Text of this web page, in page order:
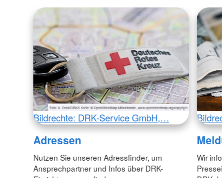
Bildrechte: DRK-Service GmbH,…
Adressen
Nutzen Sie unseren Adressfinder, um
Ansprechpartner und Infos über DRK-
Wir